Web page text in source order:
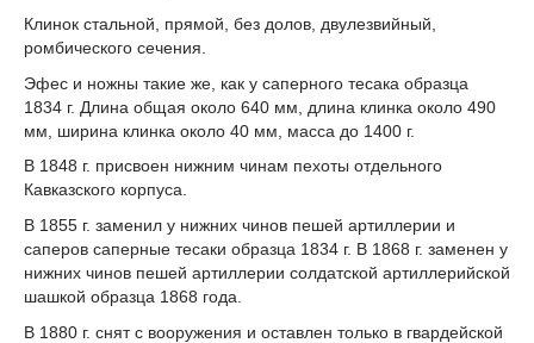
Клинок стальной, прямой, без долов, двулезвийный,
ромбическо­го сечения.
Эфес и ножны такие же, как у саперного тесака образца
1834 г. Длина общая около 640 мм, длина клинка около 490
мм, ширина клинка около 40 мм, масса до 1400 г.
В 1848 г. присвоен нижним чинам пехоты отдельного
Кавказского корпуса.
В 1855 г. заменил у нижних чинов пешей артиллерии и
саперов саперные тесаки образца 1834 г. В 1868 г. заменен у
нижних чинов пешей артиллерии солдат­ской артиллерийской
шашкой образца 1868 года.
В 1880 г. снят с вооружения и оставлен только в гвардейской